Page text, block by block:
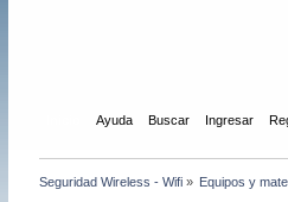
Ayuda Buscar Ingresar
Seguridad Wireless - Wifi» Equipos y